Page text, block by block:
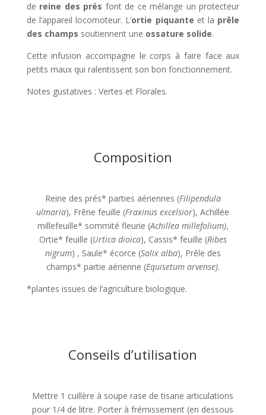
de reine des prés font de ce mélange un protecteur
de l’appareil locomoteur. L’ortie piquante et la prêle
des champs soutiennent une ossature solide.
Cette infusion accompagne le corps à faire face aux
petits maux qui ralentissent son bon fonctionnement.
Notes gustatives : Vertes et Florales.
Composition
Reine des prés* parties aériennes (Filipendula
ulmaria), Frêne feuille (Fraxinus excelsior), Achillée
millefeuille* sommité fleurie (Achillea millefolium),
Ortie* feuille (Urtica dioica), Cassis* feuille (Ribes
nigrum) , Saule* écorce (Salix alba), Prêle des
champs* partie aérienne (Equisetum arvense).
*plantes issues de l’agriculture biologique.
Conseils d’utilisation
Mettre 1 cuillère à soupe rase de tisane articulations
pour 1/4 de litre. Porter à frémissement (en dessous